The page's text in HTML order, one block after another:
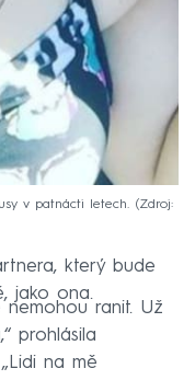
v patnácti letech.
Zdroj:
který bude
jako ona.
nemohou ranit. Už
prohlásila
na mě